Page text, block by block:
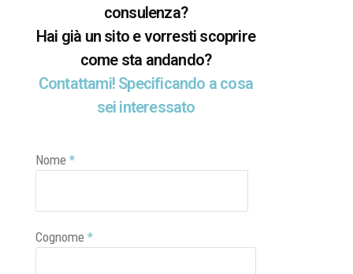
consulenza?
Hai già un sito e vorresti scoprire
come sta andando?
Contattami! Specificando a cosa
sei interessato
Nome *
Cognome *